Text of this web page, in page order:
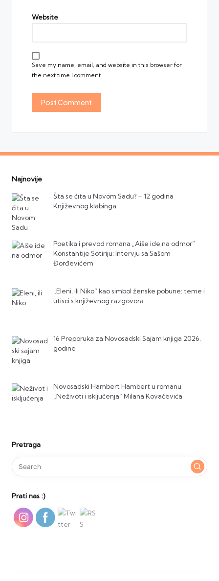
Website
Save my name, email, and website in this browser for
the next time I comment.
Najnovije
Šta se čita u Novom Sadu? – 12 godina
Književnog klabinga
Poetika i prevod romana „Aiše ide na odmor“
Konstantije Sotiriju: Intervju sa Sašom
Đorđevićem
„Eleni, ili Niko“ kao simbol ženske pobune: teme i
utisci s književnog razgovora
16 Preporuka za Novosadski Sajam knjiga 2026.
godine
Novosadski Hambert Hambert u romanu
„Neživoti i isključenja“ Milana Kovačevića
Pretraga
Prati nas :)